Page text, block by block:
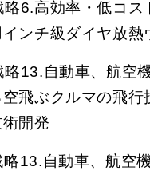
6.高効率・低コ
ンチ級ダイヤ放
13.自動車、航空
飛ぶクルマの飛行
開発
13.自動車、航空